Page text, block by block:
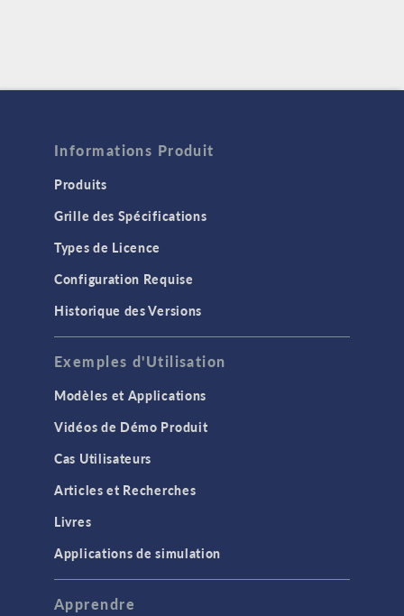
Informations Produit
Produits
Grille des Spécifications
Types de Licence
Configuration Requise
Historique des Versions
Exemples d'Utilisation
Modèles et Applications
Vidéos de Démo Produit
Cas Utilisateurs
Articles et Recherches
Livres
Applications de simulation
Apprendre